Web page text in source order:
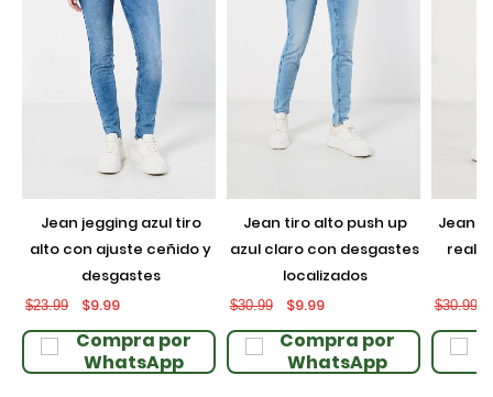
jean jegging azul tiro
alto con ajuste ceñido y
desgastes
$23.99 $9.99
Compra por
WhatsApp
jean tiro alto push up
azul claro con desgastes
localizados
$30.99 $9.99
Compra por
WhatsApp
jean push up negro con
$30.99